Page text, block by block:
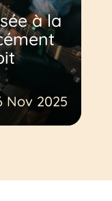
à la
Nov 2025